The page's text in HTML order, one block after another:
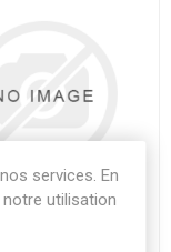
services. En
utilisation